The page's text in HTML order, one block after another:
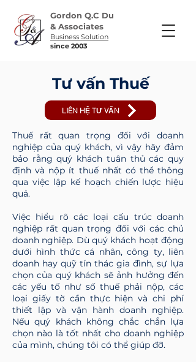
Gordon Q.C Du
& Associates
Business Solution
​since 2003
Tư vấn Thuế
LIÊN HỆ TƯ VẤN
Thuế rất quan trọng đối với doanh
nghiệp của quý khách, vì vậy hãy đảm
bảo rằng quý khách tuân thủ các quy
định và nộp ít thuế nhất có thể thông
qua việc lập kế hoạch chiến lược hiệu
quả.
Việc hiểu rõ các loại cấu trúc doanh
nghiệp rất quan trọng đối với các chủ
doanh nghiệp. Dù quý khách hoạt động
dưới hình thức cá nhân, công ty, liên
doanh hay quỹ tín thác gia đình, sự lựa
chọn của quý khách sẽ ảnh hưởng đến
các yếu tố như số thuế phải nộp, các
loại giấy tờ cần thực hiện và chi phí
thiết lập và vận hành doanh nghiệp.
Nếu quý khách không chắc chắn lựa
chọn nào là tốt nhất cho doanh nghiệp
của mình, chúng tôi có thể giúp đỡ.